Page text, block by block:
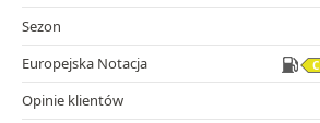
Sezon
Europejska Notacja
C
Opinie klientów